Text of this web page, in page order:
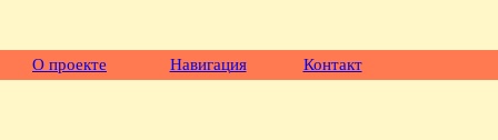
О проекте Навигация Контакт